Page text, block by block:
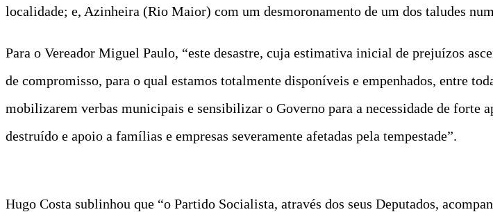
localidade; e, Azinheira (Rio Maior) com um desmoronamento de um dos taludes
Para o Vereador Miguel Paulo, “este desastre, cuja estimativa inicial de prejuízos
de compromisso, para o qual estamos totalmente disponíveis e empenhados, entre
mobilizarem verbas municipais e sensibilizar o Governo para a necessidade de
destruído e apoio a famílias e empresas severamente afetadas pela tempestade”.
Hugo Costa sublinhou que “o Partido Socialista, através dos seus Deputados,